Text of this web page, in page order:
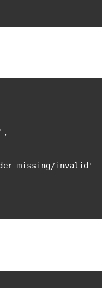
',
missing/invalid'